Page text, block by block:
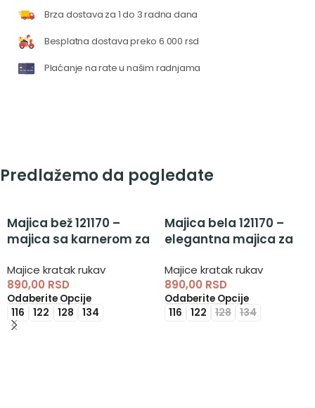
Brza dostava za 1 do 3 radna dana
Besplatna dostava preko 6.000 rsd
Plaćanje na rate u našim radnjama
Predlažemo da pogledate
Majica bež 121170 –
majica sa karnerom za
Majice kratak rukav
890,00 RSD
Odaberite Opcije
116 122 128 134
Majica bela 121170 –
elegantna majica za
Majice kratak rukav
890,00 RSD
Odaberite Opcije
116 122 128 134